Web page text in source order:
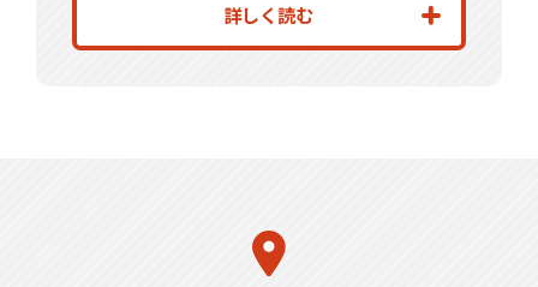
詳しく読む